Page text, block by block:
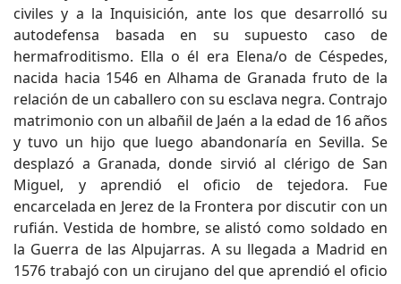
civiles y a la Inquisición, ante los que desarrolló su
autodefensa basada en su supuesto caso de
hermafroditismo. Ella o él era Elena/o de Céspedes,
nacida hacia 1546 en Alhama de Granada fruto de la
relación de un caballero con su esclava negra. Contrajo
matrimonio con un albañil de Jaén a la edad de 16 años
y tuvo un hijo que luego abandonaría en Sevilla. Se
desplazó a Granada, donde sirvió al clérigo de San
Miguel, y aprendió el oficio de tejedora. Fue
encarcelada en Jerez de la Frontera por discutir con un
rufián. Vestida de hombre, se alistó como soldado en
la Guerra de las Alpujarras. A su llegada a Madrid en
1576 trabajó con un cirujano del que aprendió el oficio